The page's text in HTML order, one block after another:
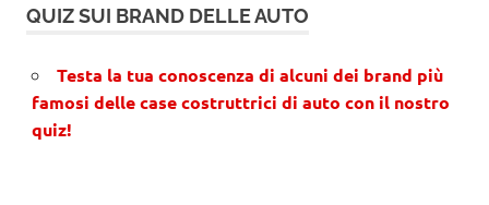
QUIZ SUI BRAND DELLE AUTO
Testa la tua conoscenza di alcuni dei brand più
famosi delle case costruttrici di auto con il nostro
quiz!